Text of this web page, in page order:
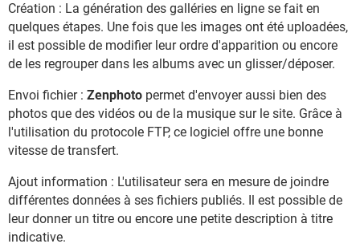
Création : La génération des galléries en ligne se fait en
quelques étapes. Une fois que les images ont été uploadées,
il est possible de modifier leur ordre d'apparition ou encore
de les regrouper dans les albums avec un glisser/déposer.
Envoi fichier : Zenphoto permet d'envoyer aussi bien des
photos que des vidéos ou de la musique sur le site. Grâce à
l'utilisation du protocole FTP, ce logiciel offre une bonne
vitesse de transfert.
Ajout information : L'utilisateur sera en mesure de joindre
différentes données à ses fichiers publiés. Il est possible de
leur donner un titre ou encore une petite description à titre
indicative.